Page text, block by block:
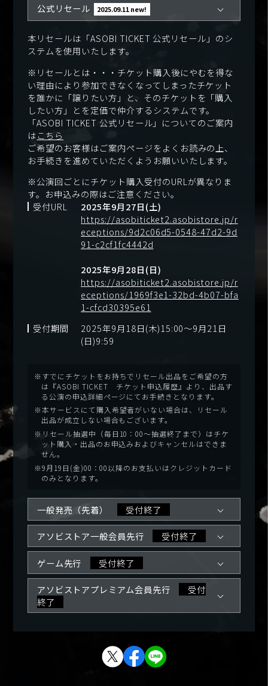
公式リセール 2025.09.11 new!
本リセールは「ASOBI TICKET 公式リセール」のシ
ステムを使用いたします。
※リセールとは・・・チケット購入後にやむを得な
い理由により参加できなくなってしまったチケット
を誰かに「譲りたい方」と、そのチケットを「購入
したい方」とを定価で仲介するシステムです。
「ASOBI TICKET 公式リセール」についてのご案内
はこちら
ご希望のお客様はご案内ページをよくお読みの上、
お手続きを進めていただくようお願いいたします。
※公演回ごとにチケット購入受付のURLが異なりま
す。お申込みの際はご注意ください。
受付URL
2025年9月27日(土)
https://asobiticket2.asobistore.jp/r
eceptions/9d2c06d5-0548-47d2-9d
91-c2cf1fc4442d
2025年9月28日(日)
https://asobiticket2.asobistore.jp/r
eceptions/1969f3e1-32bd-4b07-bfa
1-cfcd30395e61
受付期間
2025年9月18日(木)15:00～9月21日
(日)9:59
※すでにチケットをお持ちでリセール出品をご希望の方
は『ASOBI TICKET チケット申込履歴』より、出品す
る公演の申込詳細ページにてお手続きとなります。
※本サービスにて購入希望者がいない場合は、リセール
出品が成立しない場合もございます。
※リセール抽選中（毎日10：00～抽選終了まで）はチケ
ット購入・出品のお申込みおよびキャンセルはできま
せん。
※9月19日(金)00：00以降のお支払いはクレジットカード
のみとなります。
一般発売（先着） 受付終了
アソビストア一般会員先行 受付終了
ゲーム先行 受付終了
アソビストアプレミアム会員先行
受付
終了